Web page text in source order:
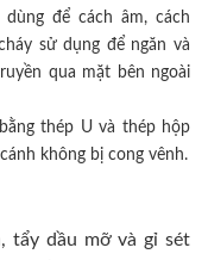
để cách âm, cách
sử dụng để ngăn và
qua mặt bên ngoài
thép U và thép hộp
không bị cong vênh.
tẩy dầu mỡ và gỉ sét